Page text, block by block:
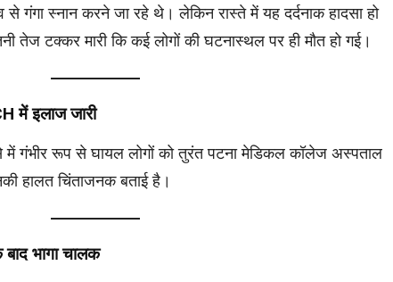
से गंगा स्नान करने जा रहे थे। लेकिन रास्ते में यह दर्दनाक हादसा हो
तेज टक्कर मारी कि कई लोगों की घटनास्थल पर ही मौत हो गई।
में इलाज जारी
में गंभीर रूप से घायल लोगों को तुरंत पटना मेडिकल कॉलेज अस्पताल
हालत चिंताजनक बताई है।
भागा चालक